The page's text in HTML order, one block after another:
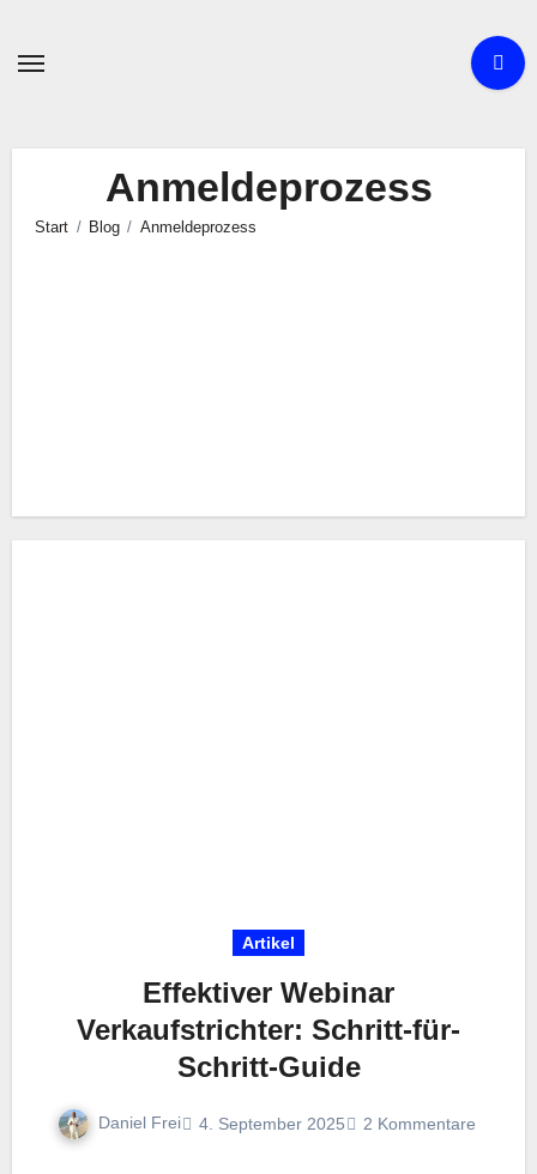
Anmeldeprozess
Start Blog Anmeldeprozess
Artikel
Effektiver Webinar
Verkaufstrichter: Schritt-für-
Schritt-Guide
Daniel Frei 4. September 2025 2 Kommentare